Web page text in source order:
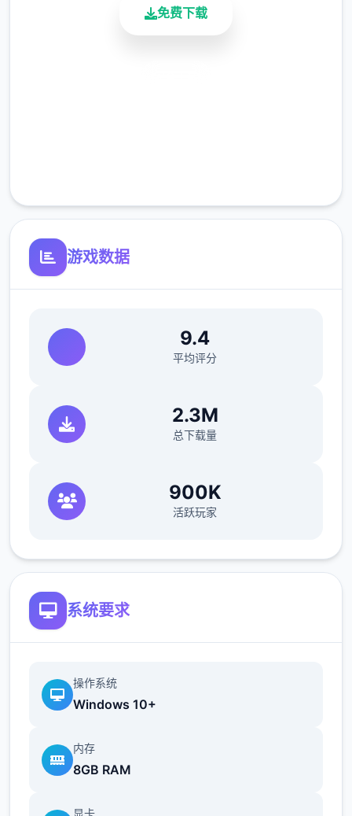
免费下载
游戏数据
9.4
平均评分
2.3M
总下载量
900K
活跃玩家
系统要求
操作系统
Windows 10+
内存
8GB RAM
显卡